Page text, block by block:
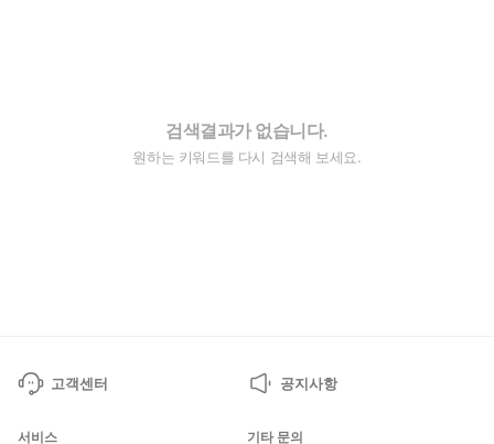
검색결과가 없습니다.
원하는 키워드를 다시 검색해 보세요.
고객센터 공지사항
서비스 기타 문의